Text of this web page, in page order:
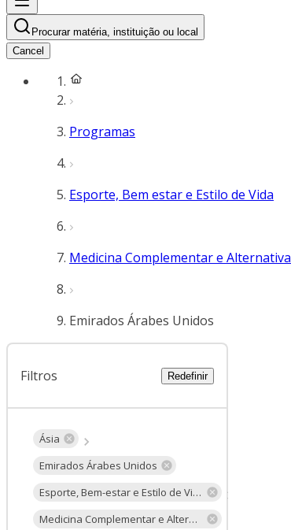
Procurar matéria, instituição ou local
Cancel
Programas
Esporte, Bem estar e Estilo de Vida
Medicina Complementar e Alternativa
Emirados Árabes Unidos
Filtros Redefinir
Ásia
Emirados Árabes Unidos
Esporte, Bem-estar e Estilo de Vida
Medicina Complementar e Alternativa